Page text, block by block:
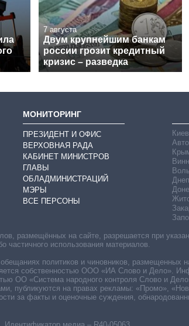
7 августа
Двум крупнейшим банкам
россии грозит кредитный
кризис – разведка
МОНИТОРИНГ
ПРЕЗИДЕНТ И ОФИС
ВЕРХОВНАЯ РАДА
КАБИНЕТ МИНИСТРОВ
ГЛАВЫ
ОБЛАДМИНИСТРАЦИЙ
МЭРЫ
ВСЕ ПЕРСОНЫ
Киев
размещённых на сайте, разрешается при
частичного использования материалов.
политиков и чиновников, размещенных
собственностью ООО «ИА Слово и Дело».
ОО «Система народного контроля Слово и
публикуются на правах рекламы: «Промо»,
за факты и оценочные суждения,